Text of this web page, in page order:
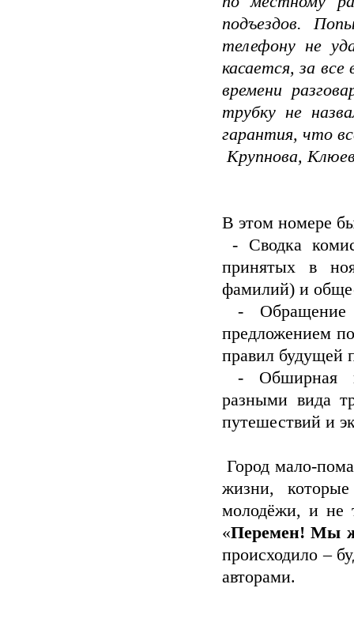
подъездов.
телефону не
касается, за
времени
трубку не
гарантия, что
Крупнова,
В этом номере
- Сводка
принятых в
фамилий) и
- Обращение
предложением
правил будущей
- Обширная
разными вида
путешествий и
Город мало-
жизни,
молодёжи, и не
«Перемен! Мы
происходило –
авторами.